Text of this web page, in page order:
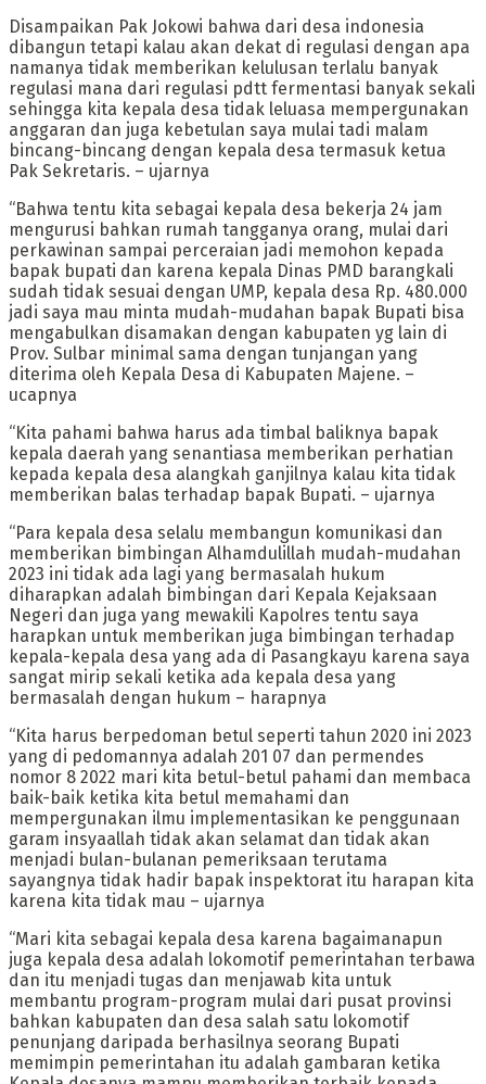
Disampaikan Pak Jokowi bahwa dari desa indonesia
dibangun tetapi kalau akan dekat di regulasi dengan apa
namanya tidak memberikan kelulusan terlalu banyak
regulasi mana dari regulasi pdtt fermentasi banyak sekali
sehingga kita kepala desa tidak leluasa mempergunakan
anggaran dan juga kebetulan saya mulai tadi malam
bincang-bincang dengan kepala desa termasuk ketua
Pak Sekretaris. – ujarnya
“Bahwa tentu kita sebagai kepala desa bekerja 24 jam
mengurusi bahkan rumah tangganya orang, mulai dari
perkawinan sampai perceraian jadi memohon kepada
bapak bupati dan karena kepala Dinas PMD barangkali
sudah tidak sesuai dengan UMP, kepala desa Rp. 480.000
jadi saya mau minta mudah-mudahan bapak Bupati bisa
mengabulkan disamakan dengan kabupaten yg lain di
Prov. Sulbar minimal sama dengan tunjangan yang
diterima oleh Kepala Desa di Kabupaten Majene. –
ucapnya
“Kita pahami bahwa harus ada timbal baliknya bapak
kepala daerah yang senantiasa memberikan perhatian
kepada kepala desa alangkah ganjilnya kalau kita tidak
memberikan balas terhadap bapak Bupati. – ujarnya
“Para kepala desa selalu membangun komunikasi dan
memberikan bimbingan Alhamdulillah mudah-mudahan
2023 ini tidak ada lagi yang bermasalah hukum
diharapkan adalah bimbingan dari Kepala Kejaksaan
Negeri dan juga yang mewakili Kapolres tentu saya
harapkan untuk memberikan juga bimbingan terhadap
kepala-kepala desa yang ada di Pasangkayu karena saya
sangat mirip sekali ketika ada kepala desa yang
bermasalah dengan hukum – harapnya
“Kita harus berpedoman betul seperti tahun 2020 ini 2023
yang di pedomannya adalah 201 07 dan permendes
nomor 8 2022 mari kita betul-betul pahami dan membaca
baik-baik ketika kita betul memahami dan
mempergunakan ilmu implementasikan ke penggunaan
garam insyaallah tidak akan selamat dan tidak akan
menjadi bulan-bulanan pemeriksaan terutama
sayangnya tidak hadir bapak inspektorat itu harapan kita
karena kita tidak mau – ujarnya
“Mari kita sebagai kepala desa karena bagaimanapun
juga kepala desa adalah lokomotif pemerintahan terbawa
dan itu menjadi tugas dan menjawab kita untuk
membantu program-program mulai dari pusat provinsi
bahkan kabupaten dan desa salah satu lokomotif
penunjang daripada berhasilnya seorang Bupati
memimpin pemerintahan itu adalah gambaran ketika